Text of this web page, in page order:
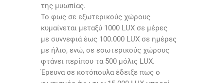
της μυωπίας.
Το φως σε εξωτερικούς χώρους
κυμαίνεται μεταξύ 1000 LUX σε μέρες
με συννεφιά έως 100.000 LUX σε ημέρες
με ήλιο, ενώ, σε εσωτερικούς χώρους
φτάνει περίπου τα 500 μόλις LUX.
Έρευνα σε κοτόπουλα έδειξε πως ο